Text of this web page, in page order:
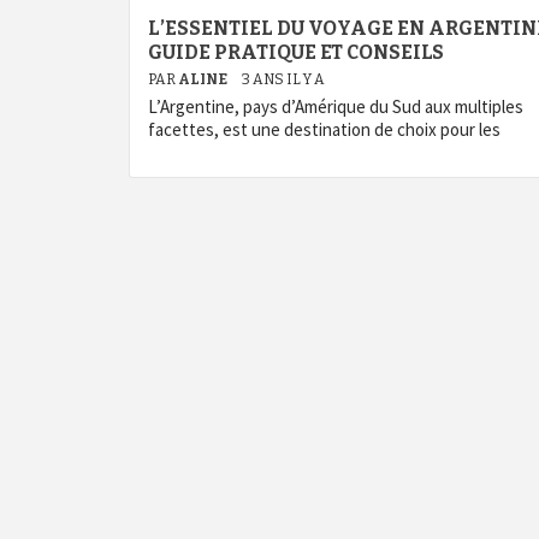
L’ESSENTIEL DU VOYAGE EN
GUIDE PRATIQUE ET CONSEILS
PAR ALINE 3 ANS IL Y A
L’Argentine, pays d’Amérique du Sud aux multiples
facettes, est une destination de choix pour les